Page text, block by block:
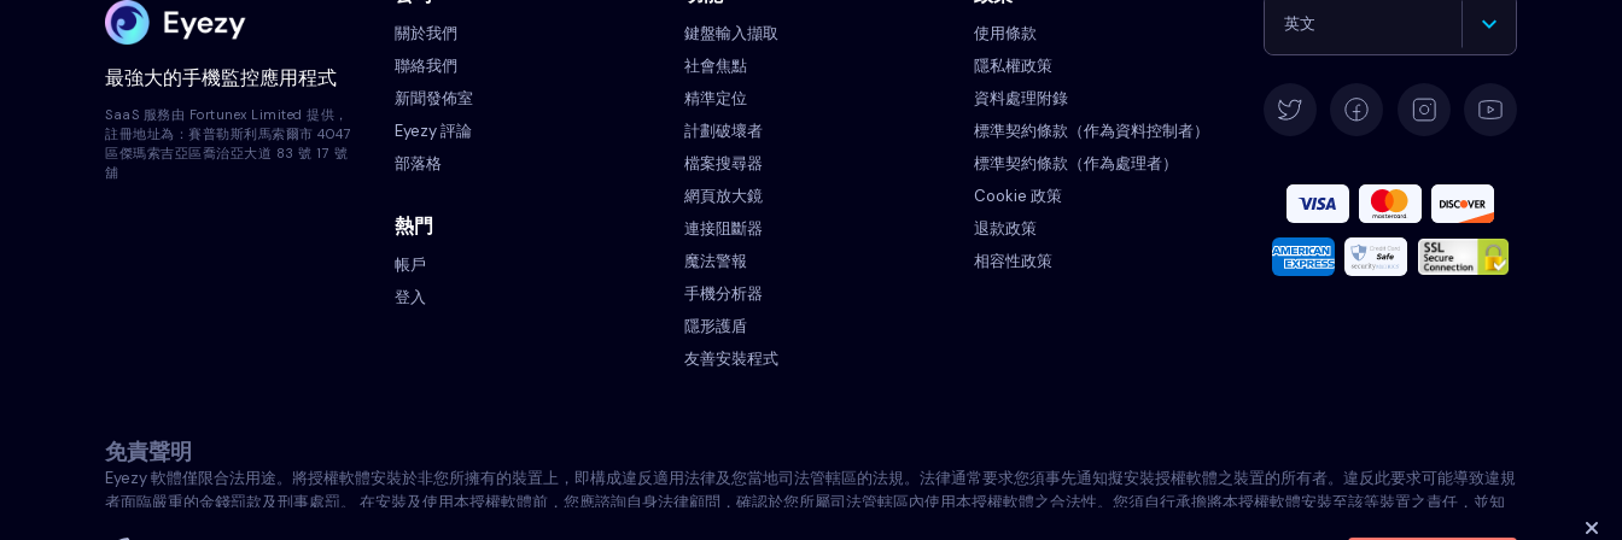
最強大的手機監控應用程式
SaaS 服務由 Fortunex Limited 提供，
註冊地址為：賽普勒斯利馬索爾市 4047
區傑瑪索吉亞區喬治亞大道 83 號 17 號
舖
關於我們
聯絡我們
新聞發佈室
Eyezy 評論
部落格
熱門
帳戶
登入
鍵盤輸入擷取
社會焦點
精準定位
計劃破壞者
檔案搜尋器
網頁放大鏡
連接阻斷器
魔法警報
手機分析器
隱形護盾
友善安裝程式
使用條款
隱私權政策
資料處理附錄
標準契約條款（作為資料控制者）
標準契約條款（作為處理者）
Cookie 政策
退款政策
相容性政策
英文
法文
免責聲明
Eyezy 軟體僅限合法用途。將授權軟體安裝於非您所擁有的裝置上，即構成違反適用法律及您當地司法管轄區的法規。法律通常要求您須事先通知擬安裝授權軟體之裝置的所有者。違反此要求可能導致違規
者面臨嚴重的金錢罰款及刑事處罰。 在安裝及使用本授權軟體前，您應諮詢自身法律顧問，確認於您所屬司法管轄區內使用本授權軟體之合法性。您須自行承擔將本授權軟體安裝至該等裝置之責任，並知